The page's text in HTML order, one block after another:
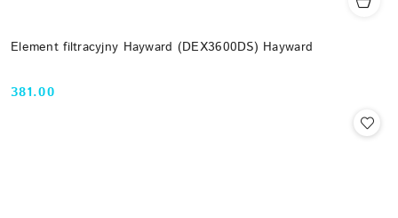
Element filtracyjny Hayward (DEX3600DS) Hayward
Cena:
381.00